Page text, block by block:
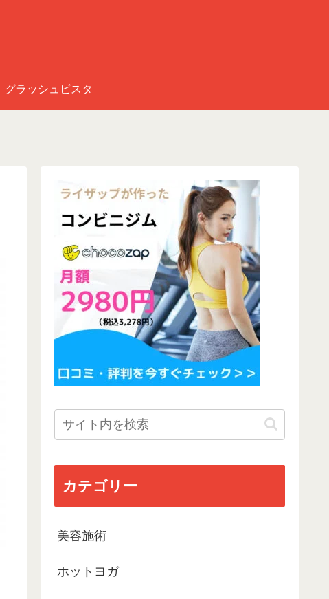
グラッシュビスタ
カテゴリー
美容施術
ホットヨガ